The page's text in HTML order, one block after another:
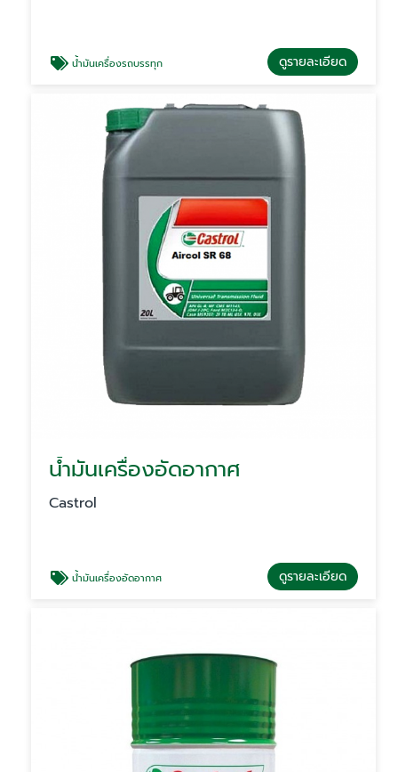
น้ำมันเครื่องรถบรรทุก ดูรายละเอียด
น้ำมันเครื่องอัดอากาศ
Castrol
น้ำมันเครื่องอัดอากาศ ดูรายละเอียด